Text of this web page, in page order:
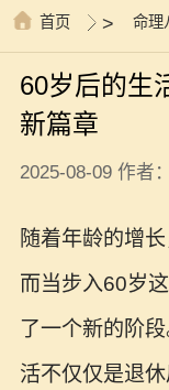
首页 > 命理
60岁后的生
新篇章
2025-08-09 作者
随着年龄的增
而当步入60岁
了一个新的阶
活不仅仅是退